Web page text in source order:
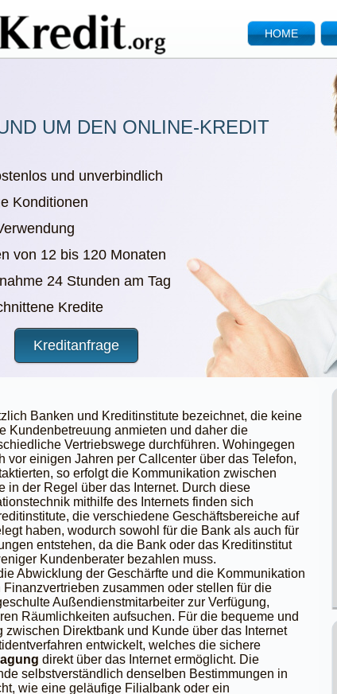
HOME
UM DEN ONLINE-KREDIT
und unverbindlich
Konditionen
von 12 bis 120 Monaten
24 Stunden am Tag
Kredite
Kreditanfrage
Banken und Kreditinstitute bezeichnet, die keine
Kundenbetreuung anmieten und daher die
Vertriebswege durchführen. Wohingegen
vor einigen Jahren per Callcenter über das Telefon,
so erfolgt die Kommunikation zwischen
in der Regel über das Internet. Durch diese
mithilfe des Internets finden sich
die verschiedene Geschäftsbereiche auf
haben, wodurch sowohl für die Bank als auch für
entstehen, da die Bank oder das Kreditinstitut
Kundenberater bezahlen muss.
Abwicklung der Geschärfte und die Kommunikation
zusammen oder stellen für die
Außendienstmitarbeiter zur Verfügung,
Räumlichkeiten aufsuchen. Für die bequeme und
Direktbank und Kunde über das Internet
entwickelt, welches die sichere
direkt über das Internet ermöglicht. Die
selbstverständlich denselben Bestimmungen in
wie eine geläufige Filialbank oder ein